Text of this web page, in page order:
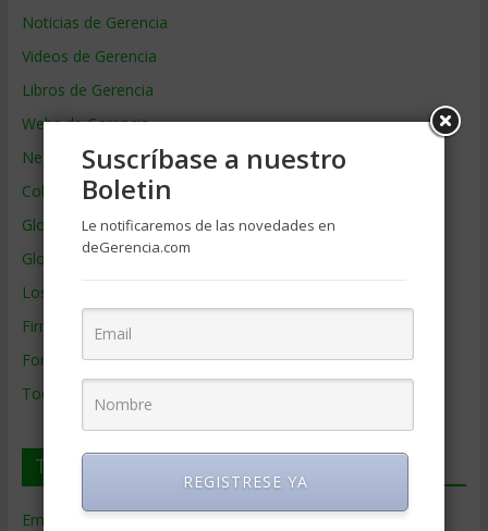
Noticias de Gerencia
Videos de Gerencia
Libros de Gerencia
Webs de Gerencia
Negocios por País
Colaboradores de Gerencia
Glosario
Glosario Inglés – Español
Los mejores MBA
Firmas de Gerencia
Formación de Gerencia
Todos los Temas
Temas de Gerencia
Empresas de Gerencia(38)
Suscríbase a nuestro
Boletin
Le notificaremos de las novedades en
deGerencia.com
REGISTRESE YA